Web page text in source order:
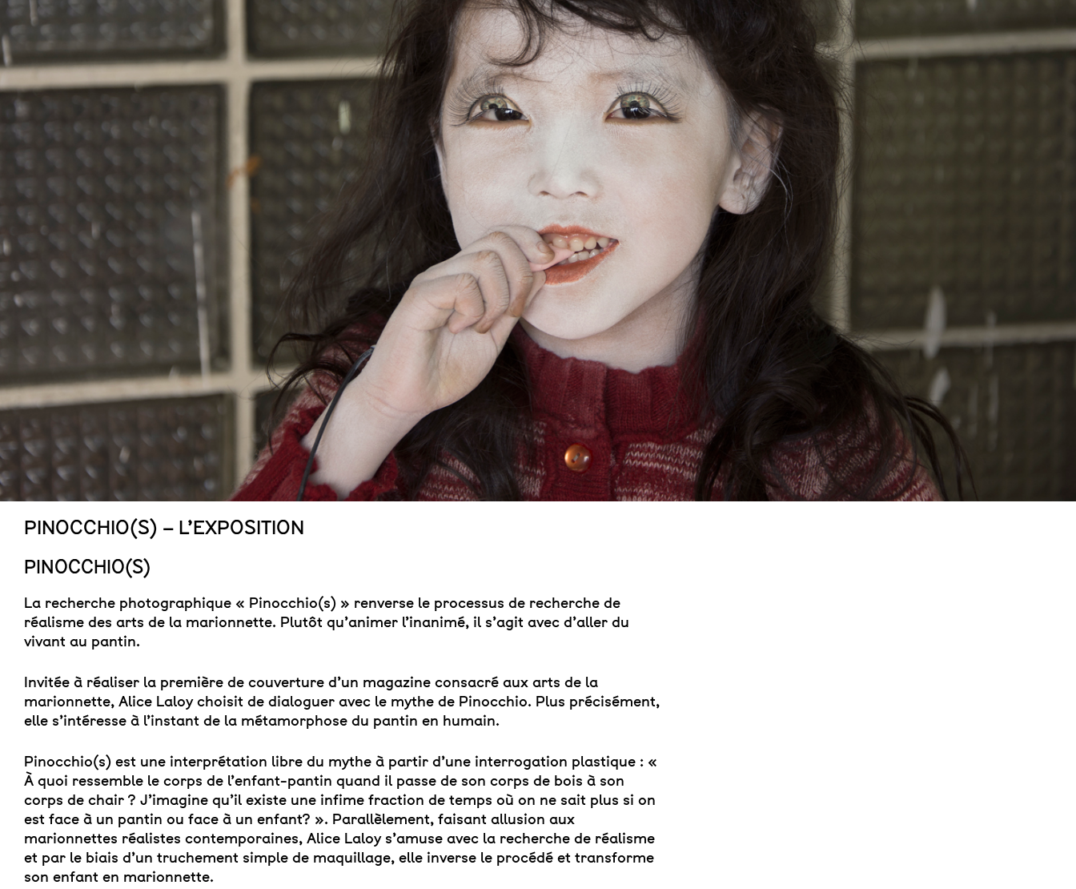
PINOCCHIO(S) – L’EXPOSITION
PINOCCHIO(S)
La recherche photographique « Pinocchio(s) » renverse le processus de recherche de
réalisme des arts de la marionnette. Plutôt qu’animer l’inanimé, il s’agit avec d’aller du
vivant au pantin.
Invitée à réaliser la première de couverture d’un magazine consacré aux arts de la
marionnette, Alice Laloy choisit de dialoguer avec le mythe de Pinocchio. Plus précisément,
elle s’intéresse à l’instant de la métamorphose du pantin en humain.
Pinocchio(s) est une interprétation libre du mythe à partir d’une interrogation plastique : «
À quoi ressemble le corps de l’enfant-pantin quand il passe de son corps de bois à son
corps de chair ? J’imagine qu’il existe une infime fraction de temps où on ne sait plus si on
est face à un pantin ou face à un enfant? ». Parallèlement, faisant allusion aux
marionnettes réalistes contemporaines, Alice Laloy s’amuse avec la recherche de réalisme
et par le biais d’un truchement simple de maquillage, elle inverse le procédé et transforme
son enfant en marionnette.